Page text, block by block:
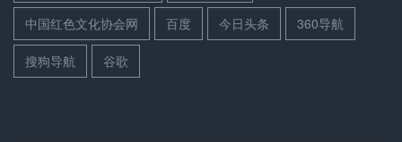
中国红色文化协会网 百度 今日头条 360导航
搜狗导航 谷歌